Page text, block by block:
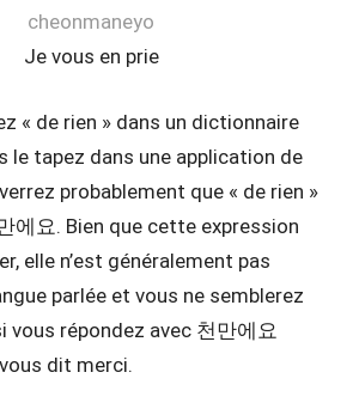
cheonmaneyo
Je vous en prie
« de rien » dans un dictionnaire
le tapez dans une application de
probablement que « de rien »
에요. Bien que cette expression
elle n’est généralement pas
parlée et vous ne semblerez
vous répondez avec 천만에요
dit merci.